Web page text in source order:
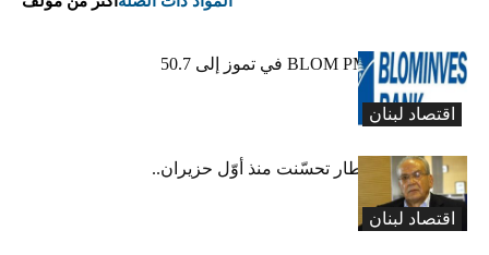
اقتصاد لبنان
ارتفاع مؤشر BLOM PMI في تموز إلى 50.7
نقطة
اقتصاد لبنان
عبود: حركة المطار تحسّنت منذ أوّل حزيران..
ولكن